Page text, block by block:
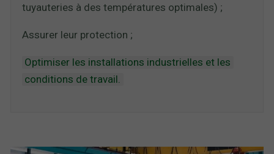
tuyauteries à des températures optimales) ;
Assurer leur protection ;
Optimiser les installations industrielles et les
conditions de travail.